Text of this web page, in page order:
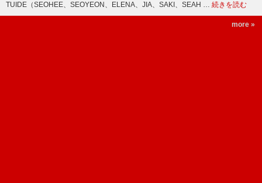
TUIDE（SEOHEE、SEOYEON、ELENA、JIA、SAKI、SEAH … 続きを読む
more »